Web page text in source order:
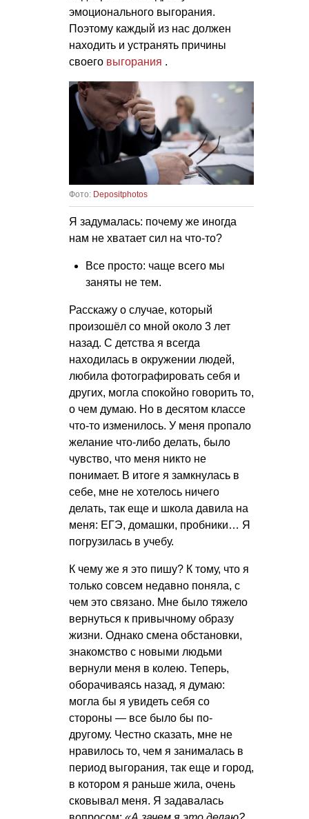
эмоционального выгорания.
Поэтому каждый из нас должен
находить и устранять причины
своего выгорания .
Фото: Depositphotos
Я задумалась: почему же иногда
нам не хватает сил на что-то?
Все просто: чаще всего мы
заняты не тем.
Расскажу о случае, который
произошёл со мной около 3 лет
назад. С детства я всегда
находилась в окружении людей,
любила фотографировать себя и
других, могла спокойно говорить то,
о чем думаю. Но в десятом классе
что-то изменилось. У меня пропало
желание что-либо делать, было
чувство, что меня никто не
понимает. В итоге я замкнулась в
себе, мне не хотелось ничего
делать, так еще и школа давила на
меня: ЕГЭ, домашки, пробники… Я
погрузилась в учебу.
К чему же я это пишу? К тому, что я
только совсем недавно поняла, с
чем это связано. Мне было тяжело
вернуться к привычному образу
жизни. Однако смена обстановки,
знакомство с новыми людьми
вернули меня в колею. Теперь,
оборачиваясь назад, я думаю:
могла бы я увидеть себя со
стороны — все было бы по-
другому. Честно сказать, мне не
нравилось то, чем я занималась в
период выгорания, так еще и город,
в котором я раньше жила, очень
сковывал меня. Я задавалась